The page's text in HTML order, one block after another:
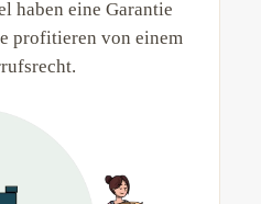
haben eine Garantie
profitieren von einem